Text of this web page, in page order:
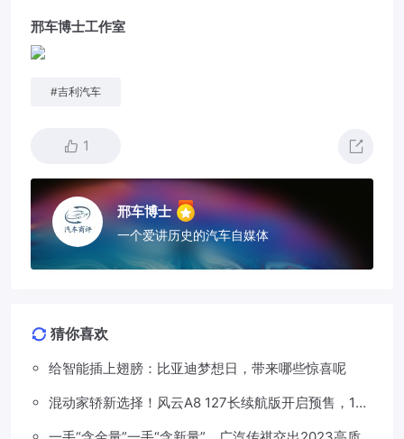
邢车博士工作室
#吉利汽车
1
邢车博士
一个爱讲历史的汽车自媒体
猜你喜欢
给智能插上翅膀：比亚迪梦想日，带来哪些惊喜呢
混动家轿新选择！风云A8 127长续航版开启预售，13